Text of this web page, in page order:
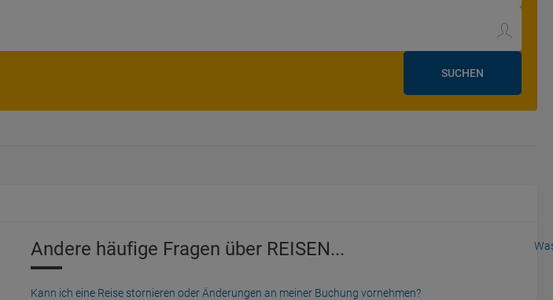
SUCHEN
Andere häufige Fragen über REISEN...
Kann ich eine Reise stornieren oder Änderungen an meiner Buchung vornehmen?